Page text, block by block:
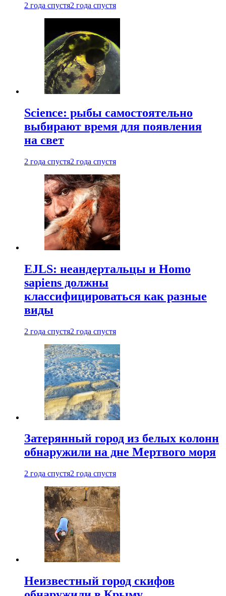
2 года спустя2 года спустя
Science: рыбы самостоятельно
выбирают время для появления
на свет
2 года спустя2 года спустя
EJLS: неандертальцы и Homo
sapiens должны
классифицироваться как разные
виды
2 года спустя2 года спустя
Затерянный город из белых колонн
обнаружили на дне Мертвого моря
2 года спустя2 года спустя
Неизвестный город скифов